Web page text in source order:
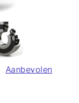
Aanbevolen